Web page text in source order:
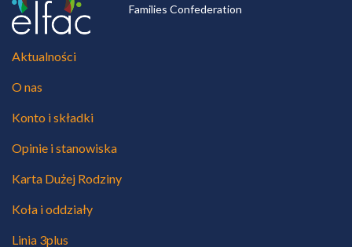
Families Confederation
Aktualności
O nas
Konto i składki
Opinie i stanowiska
Karta Dużej Rodziny
Koła i oddziały
Linia 3plus